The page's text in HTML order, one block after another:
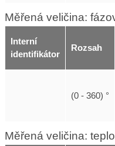
Měřená veličina:
Interní
identifikátor
Rozsah
(0 - 360) °
Měřená veličina: